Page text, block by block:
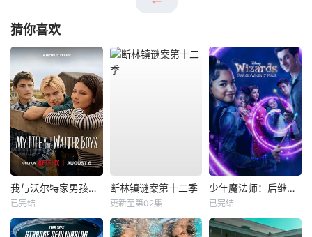
猜你喜欢
我与沃尔特家男孩的生活第三季
已完结
断林镇谜案第十二季
更新至第02集
少年魔法师：后继者第三季
已完结